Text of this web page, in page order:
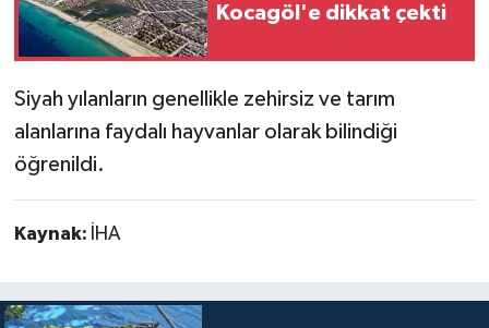
Kocagöl'e dikkat çekti
Siyah yılanların genellikle zehirsiz ve tarım
alanlarına faydalı hayvanlar olarak bilindiği
öğrenildi.
Kaynak: İHA